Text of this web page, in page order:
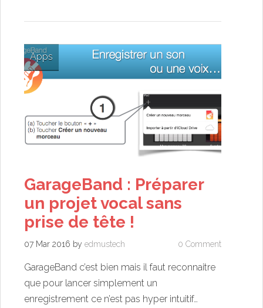
Apps
GarageBand : Préparer
un projet vocal sans
prise de tête !
07 Mar 2016 by edmustech 0 Comment
GarageBand c’est bien mais il faut reconnaitre
que pour lancer simplement un
enregistrement ce n’est pas hyper intuitif…